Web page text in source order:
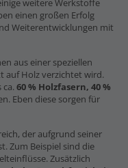
weitere Werkstoffe
einen großen Erfolg
Weiterentwicklungen mit
aus einer speziellen
auf Holz verzichtet wird.
60 % Holzfasern, 40 %
Eben diese sorgen für
der aufgrund seiner
Zum Beispiel sind die
Zusätzlich